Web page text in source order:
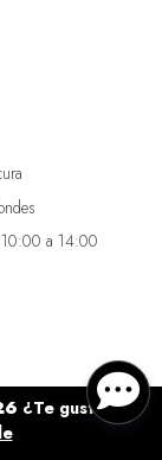
a 14:00
¿Te gusta mi